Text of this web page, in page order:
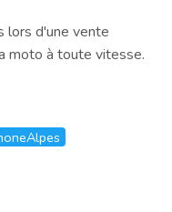
lors d'une vente
moto à toute vitesse.